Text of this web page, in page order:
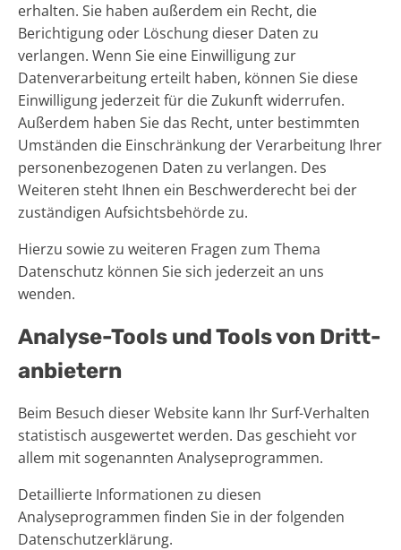
erhalten. Sie haben außerdem ein Recht, die
Berichtigung oder Löschung dieser Daten zu
verlangen. Wenn Sie eine Einwilligung zur
Datenverarbeitung erteilt haben, können Sie diese
Einwilligung jederzeit für die Zukunft widerrufen.
Außerdem haben Sie das Recht, unter bestimmten
Umständen die Einschränkung der Verarbeitung Ihrer
personenbezogenen Daten zu verlangen. Des
Weiteren steht Ihnen ein Beschwerderecht bei der
zuständigen Aufsichtsbehörde zu.
Hierzu sowie zu weiteren Fragen zum Thema
Datenschutz können Sie sich jederzeit an uns
wenden.
Analyse-Tools und Tools von Dritt­
anbietern
Beim Besuch dieser Website kann Ihr Surf-Verhalten
statistisch ausgewertet werden. Das geschieht vor
allem mit sogenannten Analyseprogrammen.
Detaillierte Informationen zu diesen
Analyseprogrammen finden Sie in der folgenden
Datenschutzerklärung.